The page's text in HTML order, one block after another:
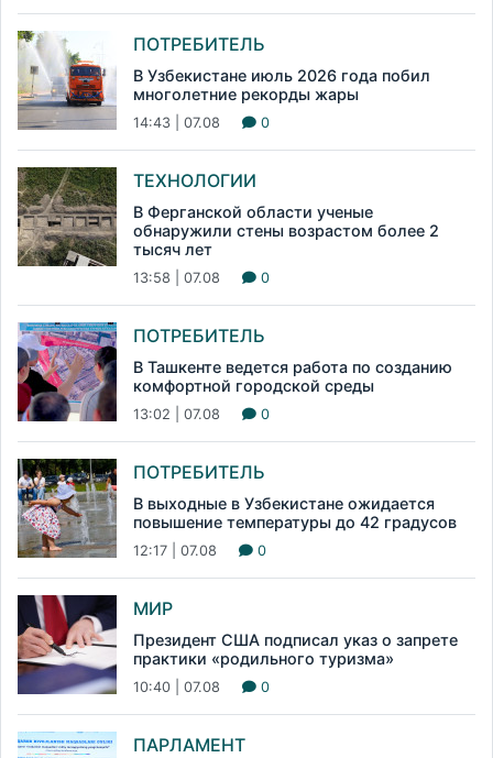
ПОТРЕБИТЕЛЬ
В Узбекистане июль 2026 года побил
многолетние рекорды жары
14:43 | 07.08 0
ТЕХНОЛОГИИ
В Ферганской области ученые
обнаружили стены возрастом более 2
тысяч лет
13:58 | 07.08 0
ПОТРЕБИТЕЛЬ
В Ташкенте ведется работа по созданию
комфортной городской среды
13:02 | 07.08 0
ПОТРЕБИТЕЛЬ
В выходные в Узбекистане ожидается
повышение температуры до 42 градусов
12:17 | 07.08 0
МИР
Президент США подписал указ о запрете
практики «родильного туризма»
10:40 | 07.08 0
ПАРЛАМЕНТ